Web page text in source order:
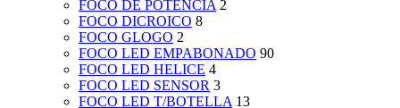
FOCO DE POTENCIA 2
FOCO DICROICO 8
FOCO GLOGO 2
FOCO LED EMPABONADO 90
FOCO LED HELICE 4
FOCO LED SENSOR 3
FOCO LED T/BOTELLA 13